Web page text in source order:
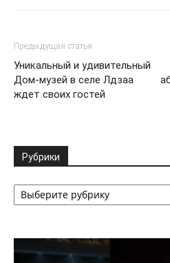
Предыдущая статья
Уникальный и удивительный
Дом-музей в селе Лдзаа
ждет своих гостей
Рубрики
Рубрики